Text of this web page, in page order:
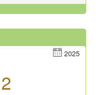
2025